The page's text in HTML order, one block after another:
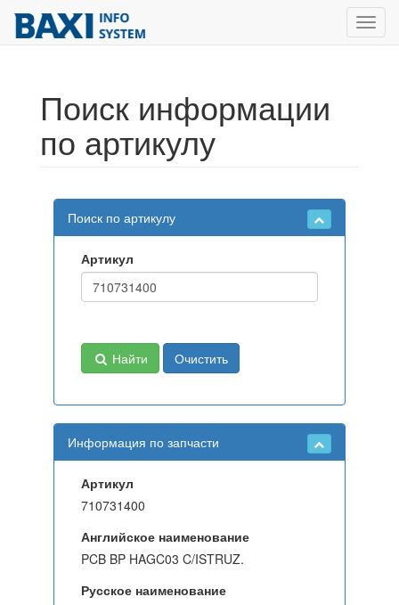
Поиск информации
по артикулу
Поиск по артикулу
Артикул
Найти Очистить
Информация по запчасти
Артикул
710731400
Английское наименование
PCB BP HAGC03 C/ISTRUZ.
Русское наименование